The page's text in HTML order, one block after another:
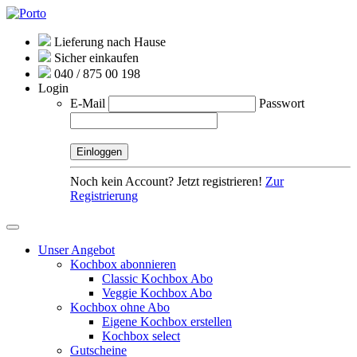
Lieferung nach Hause
Sicher einkaufen
040 / 875 00 198
Login
E-Mail
Passwort
Noch kein Account? Jetzt registrieren! Zur
Registrierung
Unser Angebot
Kochbox abonnieren
Classic Kochbox Abo
Veggie Kochbox Abo
Kochbox ohne Abo
Eigene Kochbox erstellen
Kochbox select
Gutscheine